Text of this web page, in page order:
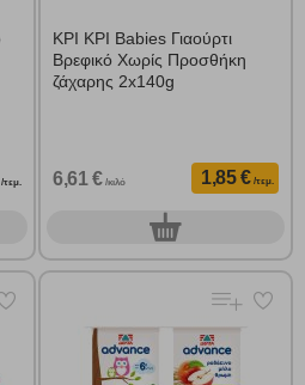
/τεμ.
ΚΡΙ ΚΡΙ Babies Γιαούρτι
Βρεφικό Χωρίς Προσθήκη
ζάχαρης 2x140g
6,61 € /κιλό 1,85 € /τεμ.
0τεμ.